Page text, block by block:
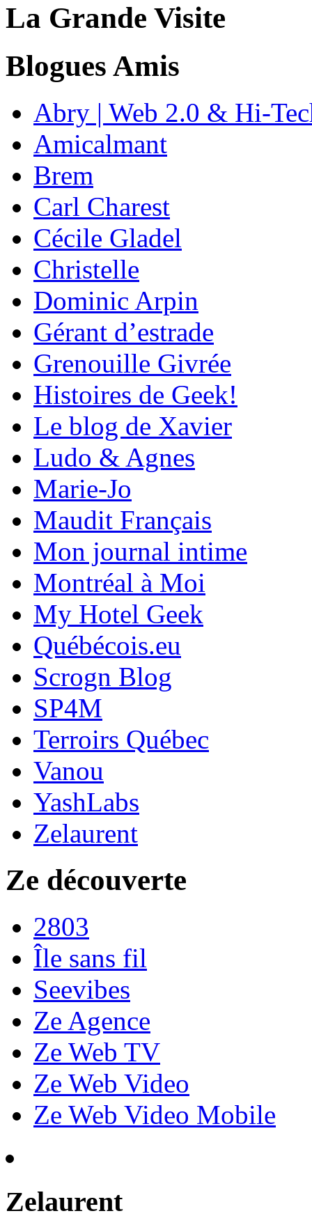
La Grande Visite
Blogues Amis
Abry | Web 2.0 & Hi-
Amicalmant
Brem
Carl Charest
Cécile Gladel
Christelle
Dominic Arpin
Gérant d’estrade
Grenouille Givrée
Histoires de Geek!
Le blog de Xavier
Ludo & Agnes
Marie-Jo
Maudit Français
Mon journal intime
Montréal à Moi
My Hotel Geek
Québécois.eu
Scrogn Blog
SP4M
Terroirs Québec
Vanou
YashLabs
Zelaurent
Ze découverte
2803
Île sans fil
Seevibes
Ze Agence
Ze Web TV
Ze Web Video
Ze Web Video Mobile
Zelaurent